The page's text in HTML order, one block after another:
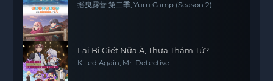
摇曳露营 第二季, Yuru Camp (Season 2)
Lại Bị Giết Nữa À, Thưa Thám Tử?
Killed Again, Mr. Detective.